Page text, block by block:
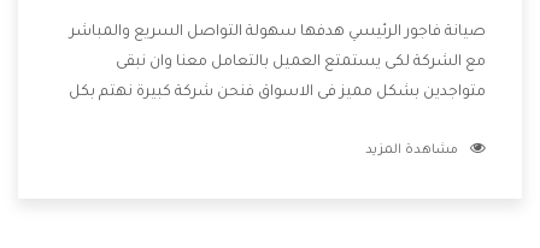
صيانة فاجور الرئيسي هدفها سهولة التواصل السريع والمباشر
مع الشركة لكى يستمتع العميل بالتعامل معنا وان نبقى
متواجدين بشكل مميز فى الاسواق فنحن شركة كبيرة نهتم بكل
الشركة بها والتى تكون منها خدمة الصيانة التى تكون من أهم
مشاهدة المزيد